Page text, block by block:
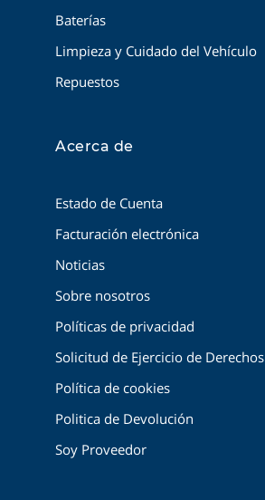
Baterías
Limpieza y Cuidado del Vehículo
Repuestos
Acerca de
Estado de Cuenta
Facturación electrónica
Noticias
Sobre nosotros
Políticas de privacidad
Solicitud de Ejercicio de Derechos
Política de cookies
Politica de Devolución
Soy Proveedor